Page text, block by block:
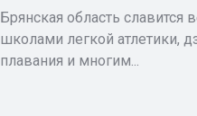
Брянская область славится
школами легкой атлетики,
плавания и многим...